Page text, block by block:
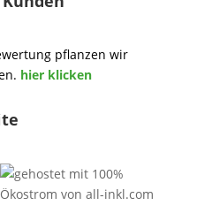
pflanzen wir
hier klicken